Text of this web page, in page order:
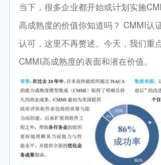
当下，很多企业都开始或计划实施
高成熟度的价值你知道吗？ CMMI认
认可，这里不再赘述。今天，我们重
CMMI高成熟度的表面和潜在价值。